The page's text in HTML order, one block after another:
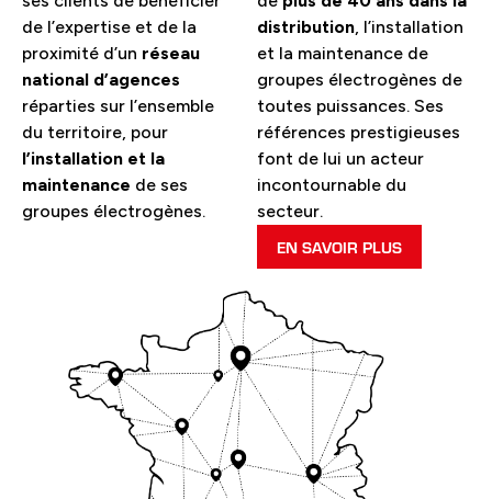
de l’expertise et de la
proximité d’un réseau
national d’agences
réparties sur l’ensemble
du territoire, pour
l’installation et la
maintenance de ses
groupes électrogènes.
distribution, l’installation
et la maintenance de
groupes électrogènes de
toutes puissances. Ses
références prestigieuses
font de lui un acteur
incontournable du
secteur.
EN SAVOIR PLUS